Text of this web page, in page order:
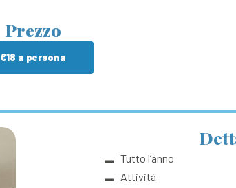
Prezzo
€18 a persona
Tutto l’anno
Attività